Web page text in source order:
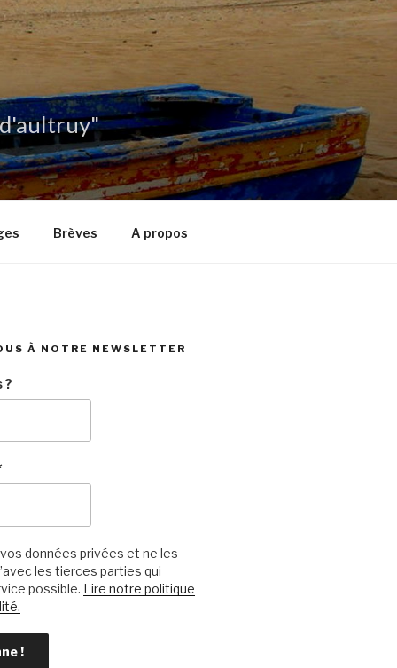
Brèves A propos
À NOTRE NEWSLETTER
?
données privées et ne les
les tierces parties qui
possible. Lire notre politique